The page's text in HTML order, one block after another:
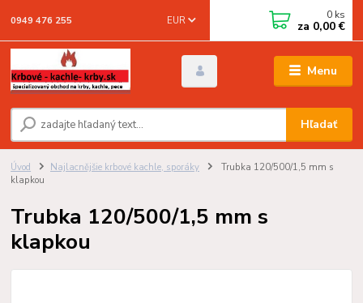
Menu
EUR
Hľadať
0949 476 255 0 ks
za 0,00 €
Úvod Najlacnějšie krbové kachle, sporáky
Trubka 120/500/1,5 mm s
klapkou
Trubka 120/500/1,5 mm s
klapkou